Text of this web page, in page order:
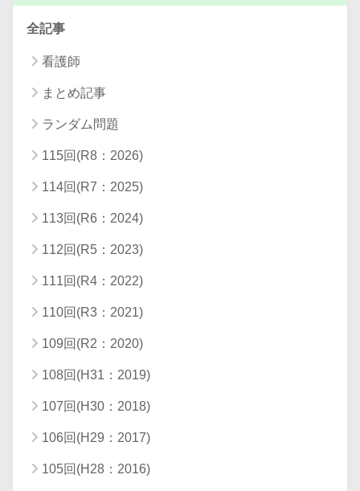
全記事
看護師
まとめ記事
ランダム問題
115回(R8：2026)
114回(R7：2025)
113回(R6：2024)
112回(R5：2023)
111回(R4：2022)
110回(R3：2021)
109回(R2：2020)
108回(H31：2019)
107回(H30：2018)
106回(H29：2017)
105回(H28：2016)